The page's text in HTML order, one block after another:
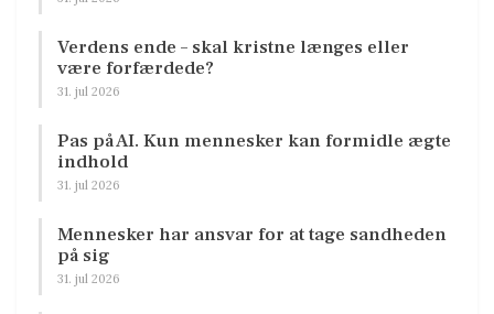
Verdens ende – skal kristne længes eller
være forfærdede?
31. jul 2026
Pas på AI. Kun mennesker kan formidle ægte
indhold
31. jul 2026
Mennesker har ansvar for at tage sandheden
på sig
31. jul 2026